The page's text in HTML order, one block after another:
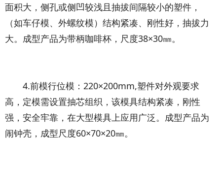
面积大，侧孔或侧凹较浅且抽拔间隔较小的塑件，
（如车仔模、外螺纹模）结构紧凑、刚性好，抽拔力
大。成型产品为带柄咖啡杯，尺度38×30㎜。
4.前模行位模：220×200mm,塑件对外观要求
高，定模需设置抽芯组织，该模具结构紧凑，刚性
强，安全牢靠，在大型模具上应用广泛。成型产品为
闹钟壳，成型尺度60×70×20㎜。